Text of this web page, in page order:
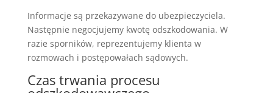
Informacje są przekazywane do ubezpieczyciela.
Następnie negocjujemy kwotę odszkodowania. W
razie sporników, reprezentujemy klienta w
rozmowach i postępowałach sądowych.
Czas trwania procesu